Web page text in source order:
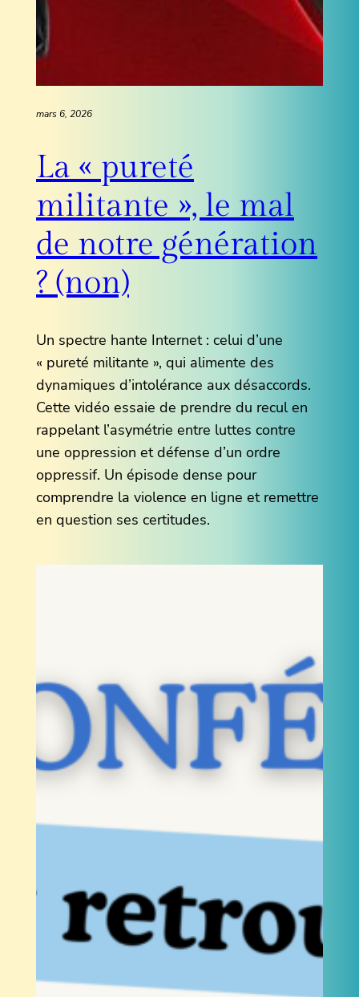
mars 6, 2026
La « pureté
militante », le mal
de notre génération
? (non)
Un spectre hante Internet : celui d’une
« pureté militante », qui alimente des
dynamiques d’intolérance aux désaccords.
Cette vidéo essaie de prendre du recul en
rappelant l’asymétrie entre luttes contre
une oppression et défense d’un ordre
oppressif. Un épisode dense pour
comprendre la violence en ligne et remettre
en question ses certitudes.